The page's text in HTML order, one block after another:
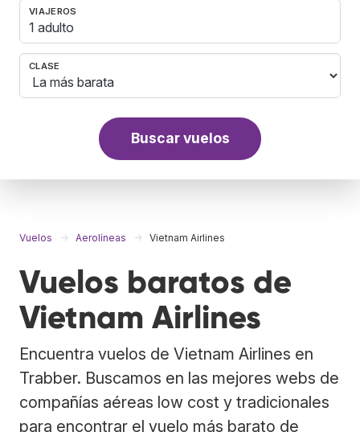
VIAJEROS
1 adulto
CLASE
Buscar vuelos
Vuelos Aerolíneas Vietnam Airlines
Vuelos baratos de
Vietnam Airlines
Encuentra vuelos de Vietnam Airlines en
Trabber. Buscamos en las mejores webs de
compañías aéreas low cost y tradicionales
para encontrar el vuelo más barato de